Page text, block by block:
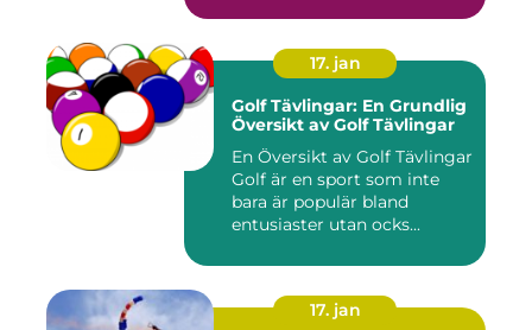
17. jan
Golf Tävlingar: En Grundlig
Översikt av Golf Tävlingar
En Översikt av Golf Tävlingar
Golf är en sport som inte
bara är populär bland
entusiaster utan ocks...
17. jan